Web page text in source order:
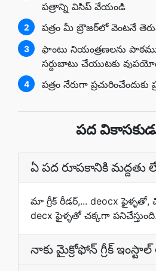
పత్రాన్ని విసిప్ వేయండి
2 పత్రం మీ బ్రౌజర్‌లో వెంటనే
3
ఫాంటు నియంత్రణలను
సర్దుబాటు చేయుటకు
4 పత్రం నేరుగా ప్రచురించేందుకు
పద
ఏ పద రూపకానికి మద్దతు
మా గ్రీక్‌ రీడర్‌,... deocx ఫైళ్ళతో,
decx ఫైళ్ళతో చక్కగా పనిచేస్తుంది.
నాకు మైక్రోఫోన్ గ్రీక్